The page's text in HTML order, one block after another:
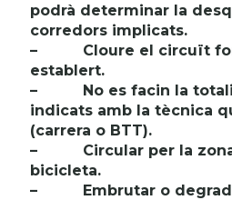
podrà determinar la
corredors implicats.
–
Cloure el circuït
establert.
–
No es facin la
indicats amb la tècnica
(carrera o BTT).
–
Circular per la
bicicleta.
–
Embrutar o